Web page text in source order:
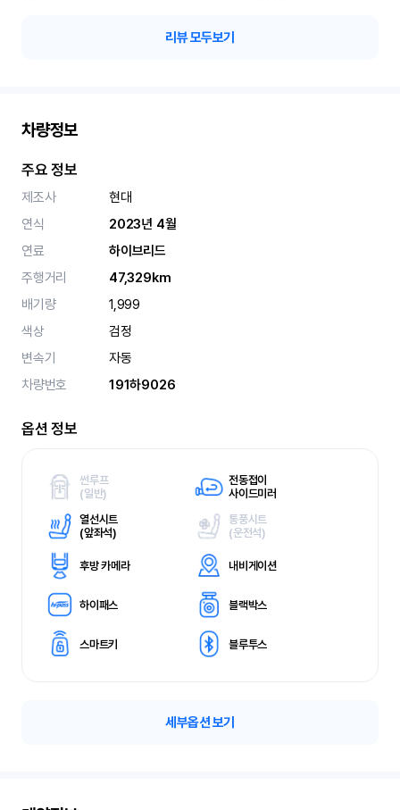
리뷰 모두보기
차량정보
주요 정보
제조사
현대
연식
2023년 4월
연료
하이브리드
주행거리
47,329km
배기량
1,999
색상
검정
변속기
자동
차량번호
191하9026
옵션 정보
썬루프
(일반)
전동접이
사이드미러
열선시트
(앞좌석)
통풍시트
(운전석)
후방 카메라 내비게이션
하이패스 블랙박스
스마트키 블루투스
세부옵션 보기